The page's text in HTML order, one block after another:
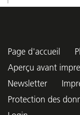
Page d'accueil
Aperçu avant
Newsletter
Protection des